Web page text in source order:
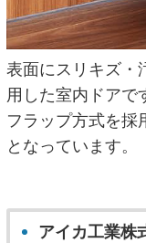
表面にスリキズ・
用した室内ドアで
フラップ方式を採
となっています。
アイカ工業株